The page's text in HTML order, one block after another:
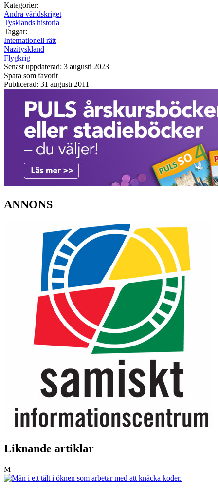
Kategorier:
Andra världskriget
Tysklands historia
Taggar:
Internationell rätt
Nazityskland
Flygkrig
Senast uppdaterad: 3 augusti 2023
Spara som favorit
Publicerad: 31 augusti 2011
ANNONS
Liknande artiklar
M